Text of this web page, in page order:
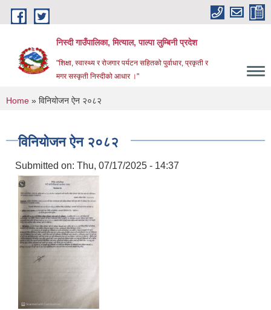
Skip to main content
निस्दी गाउँपालिका, मित्याल, पाल्पा लुम्बिनी प्रदेश
"शिक्षा, स्वास्थ्य र रोजगार पर्यटन सहितको पुर्वाधार, प्रकृती र
मगर सस्कृती निस्दीको आधार ।"
You are here
Home » विनियोजन ऐन २०८२
विनियोजन ऐन २०८२
Submitted on: Thu, 07/17/2025 - 14:37